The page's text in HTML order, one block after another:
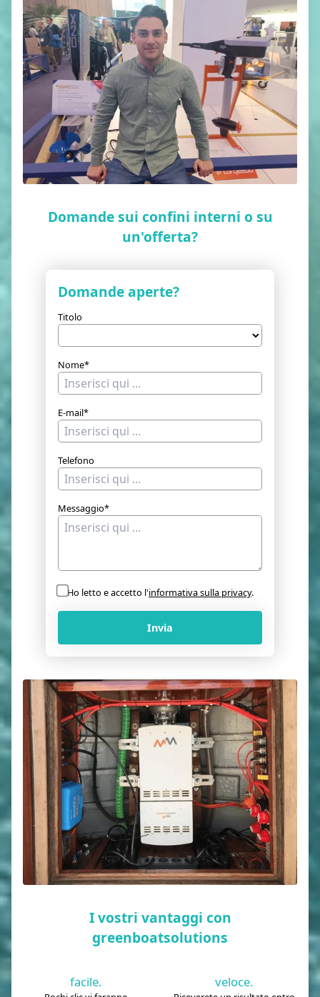
Domande sui confini interni o su
un'offerta?
Domande aperte?
Titolo
Nome*
E-mail*
Telefono
Messaggio*
Ho letto e accetto l'informativa sulla privacy.
Invia
I vostri vantaggi con
greenboatsolutions
facile. veloce.